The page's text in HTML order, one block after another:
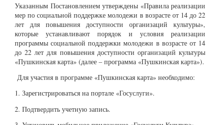
Указанным Постановлением утверждены «Правила реализации
мер по социальной поддержке молодежи в возрасте от 14 до 22
лет для повышения доступности организаций культуры»,
которые устанавливают порядок и условия реализации
программы социальной поддержки молодежи в возрасте от 14
до 22 лет для повышения доступности организаций культуры
«Пушкинская карта» (далее – программа «Пушкинская карта»).
Для участия в программе «Пушкинская карта» необходимо:
1. Зарегистрироваться на портале «Госуслуги».
2. Подтвердить учетную запись.